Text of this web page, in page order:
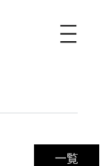
一覧